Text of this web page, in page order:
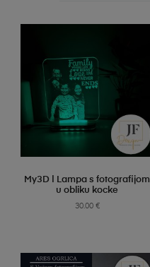
SELECT OPTIONS
My3D | Lampa s fotografijom
u obliku kocke
30.00 €